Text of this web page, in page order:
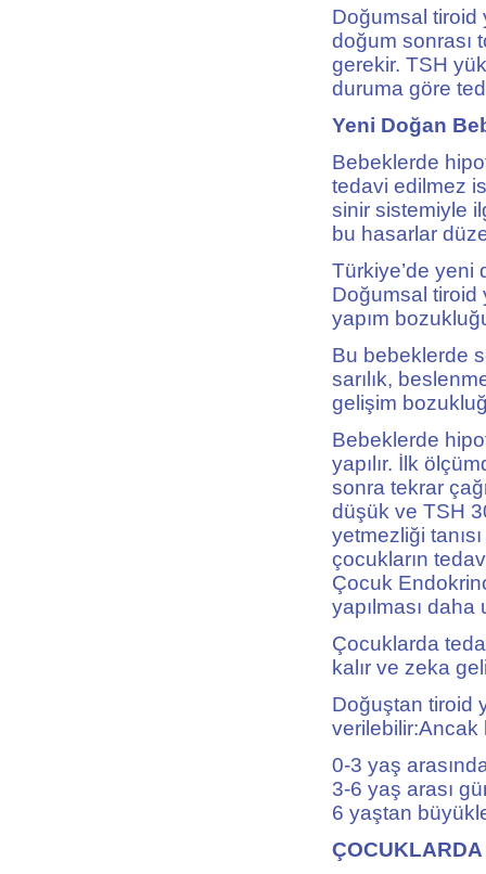
Doğumsal tiroid
doğum sonrası
gerekir. TSH
duruma göre
Yeni Doğan
Bebeklerde
tedavi edilmez
sinir sistemiyle
bu hasarlar
Türkiye’de yeni
Doğumsal tiroid
yapım
Bu bebeklerde
sarılık,
gelişim
Bebeklerde
yapılır. İlk
sonra tekrar
düşük ve TSH
yetmezliği
çocukların
Çocuk
yapılması daha
Çocuklarda
kalır ve zeka
Doğuştan tiroid
verilebilir:Ancak
0-3 yaş
3-6 yaş arası
6 yaştan